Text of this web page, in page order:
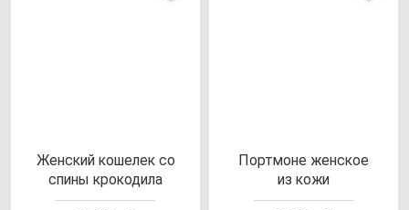
Жен­ский ко­ше­лек со
спи­ны кро­ко­ди­ла
Пор­тмо­не жен­ское
из ко­жи